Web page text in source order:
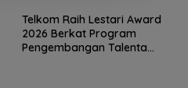
Telkom Raih Lestari Award
2026 Berkat Program
Pengembangan Talenta